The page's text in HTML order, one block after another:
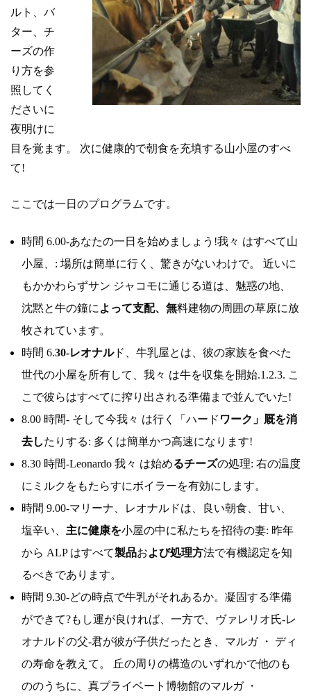
ルト、バ
ター、チ
ーズの作
り方を参
照してく
ださいに
夜明けに
目を覚ます。 次に健康的で朝食を充填する山小屋のすべ
て!
ここでは一日のプログラムです。
時間 6.00-あなたの一日を始めましょう!我々 はすべて山
小屋、: 場所は簡単に行く、驚きがないわけで。 近いに
もかかわらずサン ジャコモに通じる道は、魅惑の地、
沈黙と牛の鐘によって支配、無料建物の周囲の草原に放
牧されています。
時間 6.30-レオナルド、牛乳屋とは、彼の家族を食べた
世代の小屋を所有して、我々 は牛を収集を開始.1.2.3. こ
こで彼らはすべてに搾り出される準備まで並んでいた!
8.00 時間- そして今我々 は行く「ハード ワーク」厩を消
去したりする: 多くは簡単かつ高速になります!
8.30 時間-Leonardo 我々 は始めるチーズの処理: 右の温度
にミルクをもたらすにボイラーを有効にします。
時間 9.00-マリーナ、レオナルドは、良い朝食、甘い、
塩辛い、 主に健康を小屋の中に私たちを招待の妻: 昨年
から ALP はすべて製品および処理方法で有機認定を知
るべきであります。
時間 9.30-どの時点で牛乳がそれあるか。凝固する準備
ができて?もし運が良ければ、一方で、ヴァレリオ氏-レ
オナルドの父-君が彼が子供だったとき、マルガ ・ ディ
の寿命を教えて。 丘の周りの構造のいずれかで他のも
ののうちに、真プライベート博物館のマルガ ・